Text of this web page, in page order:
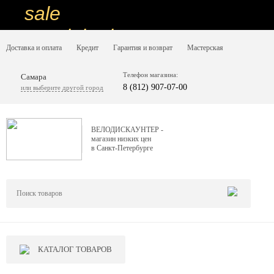
sale
special price
ну очень
вот дешево
sale
sale
Доставка и оплата Кредит Гарантия и возврат Мастерская
Самара
или выберите другой город
Телефон магазина:
8 (812) 907-07-00
ВЕЛОДИСКАУНТЕР -
магазин низких цен
в Санкт-Петербурге
КАТАЛОГ ТОВАРОВ